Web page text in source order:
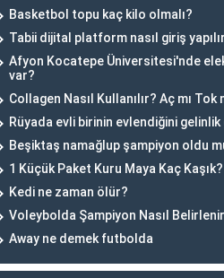
Basketbol topu kaç kilo olmalı?
Tabii dijital platform nasıl giriş
Afyon Kocatepe Üniversitesi'nde
var?
Collagen Nasıl Kullanılır? Aç mı Tok
Rüyada evli birinin evlendiğini
Beşiktaş namağlup şampiyon oldu
1 Küçük Paket Kuru Maya Kaç Kaşık?
Kedi ne zaman ölür?
Voleybolda Şampiyon Nasıl
Away ne demek futbolda